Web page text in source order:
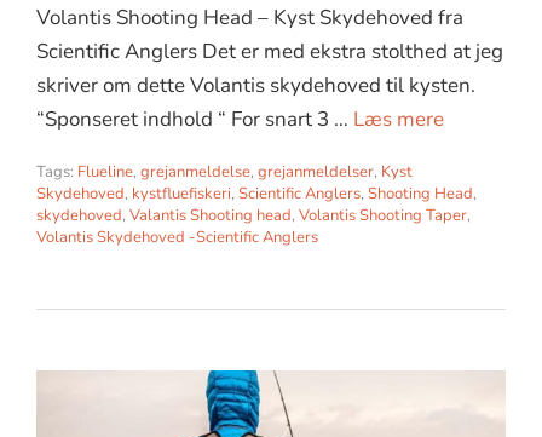
Volantis Shooting Head – Kyst Skydehoved fra
Scientific Anglers Det er med ekstra stolthed at jeg
skriver om dette Volantis skydehoved til kysten.
“Sponseret indhold “ For snart 3 … Læs mere
Tags: Flueline, grejanmeldelse, grejanmeldelser, Kyst
Skydehoved, kystfluefiskeri, Scientific Anglers, Shooting Head,
skydehoved, Valantis Shooting head, Volantis Shooting Taper,
Volantis Skydehoved -Scientific Anglers